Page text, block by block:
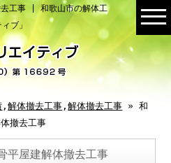
去工事 | 和歌山市の解体工
ブ」
,解体撤去工事 ,解体撤去工事 » 和
撤去工事
平屋建解体撤去工事